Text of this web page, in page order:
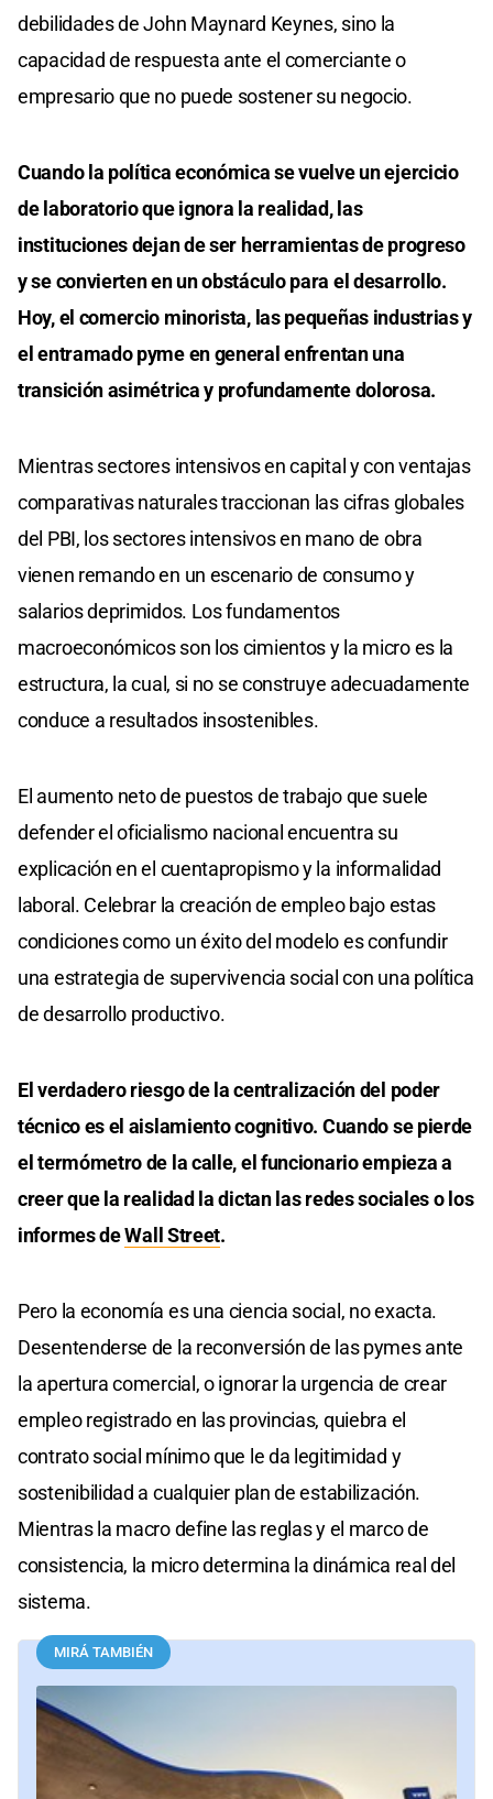
debilidades de John Maynard Keynes, sino la
capacidad de respuesta ante el comerciante o
empresario que no puede sostener su negocio.
Cuando la política económica se vuelve un ejercicio
de laboratorio que ignora la realidad, las
instituciones dejan de ser herramientas de progreso
y se convierten en un obstáculo para el desarrollo.
Hoy, el comercio minorista, las pequeñas industrias y
el entramado pyme en general enfrentan una
transición asimétrica y profundamente dolorosa.
Mientras sectores intensivos en capital y con ventajas
comparativas naturales traccionan las cifras globales
del PBI, los sectores intensivos en mano de obra
vienen remando en un escenario de consumo y
salarios deprimidos. Los fundamentos
macroeconómicos son los cimientos y la micro es la
estructura, la cual, si no se construye adecuadamente
conduce a resultados insostenibles.
El aumento neto de puestos de trabajo que suele
defender el oficialismo nacional encuentra su
explicación en el cuentapropismo y la informalidad
laboral. Celebrar la creación de empleo bajo estas
condiciones como un éxito del modelo es confundir
una estrategia de supervivencia social con una política
de desarrollo productivo.
El verdadero riesgo de la centralización del poder
técnico es el aislamiento cognitivo. Cuando se pierde
el termómetro de la calle, el funcionario empieza a
creer que la realidad la dictan las redes sociales o los
informes deWall Street.
Pero la economía es una ciencia social, no exacta.
Desentenderse de la reconversión de las pymes ante
la apertura comercial, o ignorar la urgencia de crear
empleo registrado en las provincias, quiebra el
contrato social mínimo que le da legitimidad y
sostenibilidad a cualquier plan de estabilización.
Mientras la macro define las reglas y el marco de
consistencia, la micro determina la dinámica real del
sistema.
MIRÁ TAMBIÉN